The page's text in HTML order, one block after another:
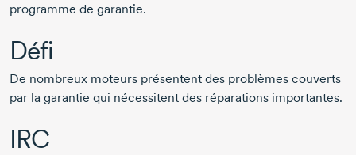
programme de garantie.
Défi
De nombreux moteurs présentent des problèmes couverts
par la garantie qui nécessitent des réparations importantes.
IRC